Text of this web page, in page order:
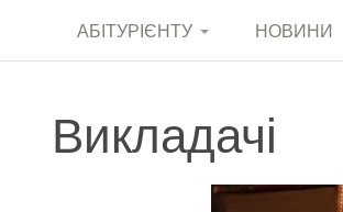
КАФЕДРА УКРАЇНСЬКОЇ
АБІТУРІЄНТУ
УМОВИ ВСТУПУ
НОВИНИ
Викладачі